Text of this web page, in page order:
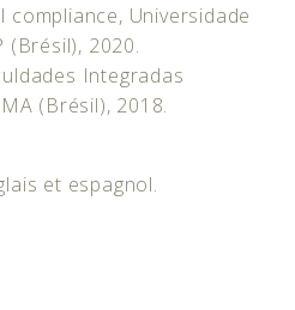
Universidade
(Brésil), 2020.
Integradas
(Brésil), 2018.
et espagnol.